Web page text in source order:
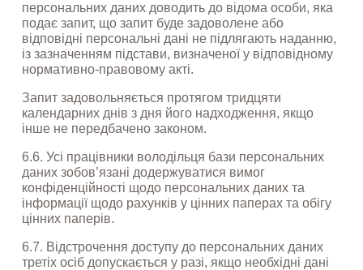
персональних даних доводить до відома особи, яка
подає запит, що запит буде задоволене або
відповідні персональні дані не підлягають наданню,
із зазначенням підстави, визначеної у відповідному
нормативно-правовому акті.
Запит задовольняється протягом тридцяти
календарних днів з дня його надходження, якщо
інше не передбачено законом.
6.6. Усі працівники володільця бази персональних
даних зобов’язані додержуватися вимог
конфіденційності щодо персональних даних та
інформації щодо рахунків у цінних паперах та обігу
цінних паперів.
6.7. Відстрочення доступу до персональних даних
третіх осіб допускається у разі, якщо необхідні дані